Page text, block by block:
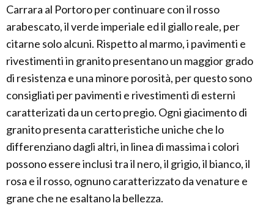
Carrara al Portoro per continuare con il rosso
arabescato, il verde imperiale ed il giallo reale, per
citarne solo alcuni. Rispetto al marmo, i pavimenti e
rivestimenti in granito presentano un maggior grado
di resistenza e una minore porosità, per questo sono
consigliati per pavimenti e rivestimenti di esterni
caratterizati da un certo pregio. Ogni giacimento di
granito presenta caratteristiche uniche che lo
differenziano dagli altri, in linea di massima i colori
possono essere inclusi tra il nero, il grigio, il bianco, il
rosa e il rosso, ognuno caratterizzato da venature e
grane che ne esaltano la bellezza.